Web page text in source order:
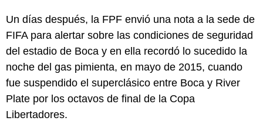
Un días después, la FPF envió una nota a la sede de
FIFA para alertar sobre las condiciones de seguridad
del estadio de Boca y en ella recordó lo sucedido la
noche del gas pimienta, en mayo de 2015, cuando
fue suspendido el superclásico entre Boca y River
Plate por los octavos de final de la Copa
Libertadores.